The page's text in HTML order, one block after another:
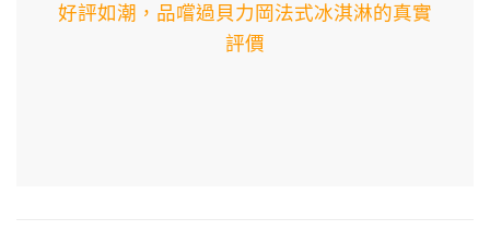
好評如潮，品嚐過貝力岡法式冰淇淋的真實
評價